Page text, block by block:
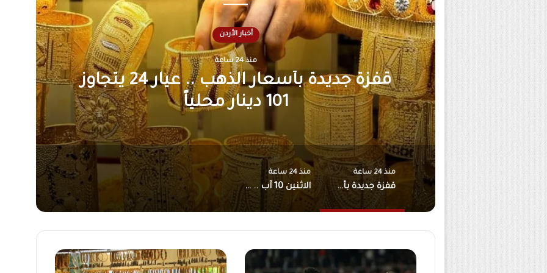
قفزة جديدة بأسعار الذهب .. عيار 24 يتجاوز
أخبار الأردن
منذ 24 ساعة
الاثنين 10 آب .. موعد إعلان نتائج الثانوية
العامة 2026
منذ 24 ساعة
قفزة جديدة بأسعار الذهب .. عيار 24 يتجاوز 101 دينار محلياً
منذ 24 ساعة
الاثنين 10 آب .. موعد إعلان نتائج الثانوية العامة 2026